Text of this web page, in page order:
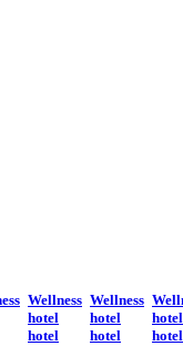
Wellness
hotel
hotel
Wellness
hotel
hotel
hotel
hotel